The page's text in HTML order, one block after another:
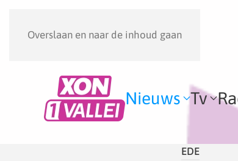
Overslaan en naar de inhoud gaan
Nieuws Tv
EDE